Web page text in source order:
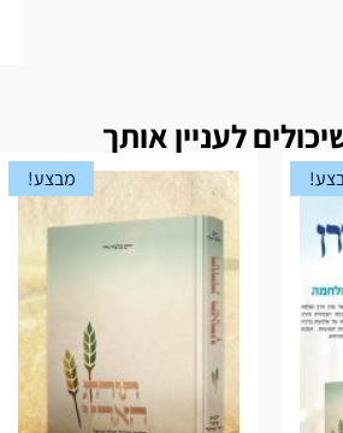
לעניין אותך
מבצע!